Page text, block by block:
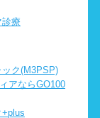
療
ク(M3PSP)
アならGO100